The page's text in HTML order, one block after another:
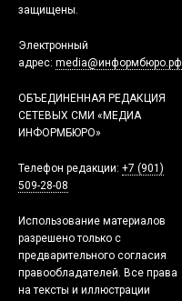
защищены.
Электронный
адрес: media@информбюро.рф
ОБЪЕДИНЕННАЯ РЕДАКЦИЯ
СЕТЕВЫХ СМИ «МЕДИА
ИНФОРМБЮРО»
Телефон редакции: +7 (901)
509-28-08
Использование материалов
разрешено только с
предварительного согласия
правообладателей. Все права
на тексты и иллюстрации